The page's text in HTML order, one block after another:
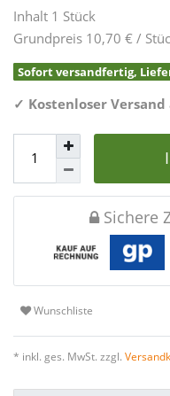
Inhalt 1 Stück
Grundpreis 10,70 € /
Sofort versandfertig,
✓ Kostenloser Versand
Sichere
Wunschliste
* inkl. ges. MwSt. zzgl.